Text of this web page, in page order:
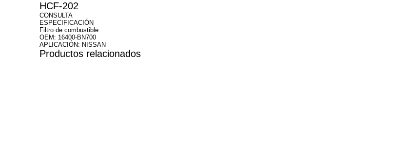
HCF-202
CONSULTA
ESPECIFICACIÓN
Filtro de combustible
OEM: 16400-BN700
APLICACIÓN: NISSAN
Productos relacionados